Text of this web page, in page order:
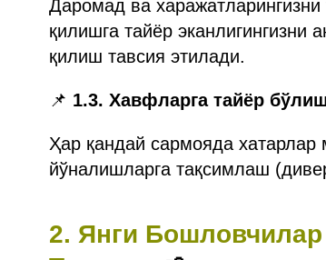
Даромад ва
қилишга тайёр эканлигингизни
қилиш тавсия этилади.
📌 1.3. Хавфларга тайёр
Ҳар қандай сармояда хатарлар
йўналишларга тақсимлаш
2. Янги